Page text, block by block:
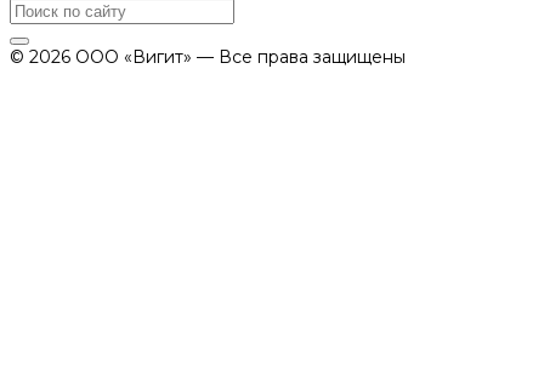
© 2026 ООО «Вигит» — Все права защищены